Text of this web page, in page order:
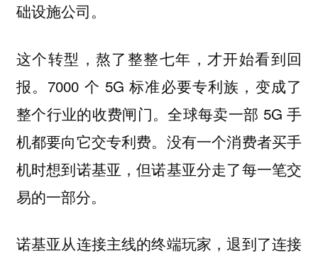
础设施公司。
这个转型，熬了整整七年，才开始看到回
报。7000 个 5G 标准必要专利族，变成了
整个行业的收费闸门。全球每卖一部 5G 手
机都要向它交专利费。没有一个消费者买手
机时想到诺基亚，但诺基亚分走了每一笔交
易的一部分。
诺基亚从连接主线的终端玩家，退到了连接